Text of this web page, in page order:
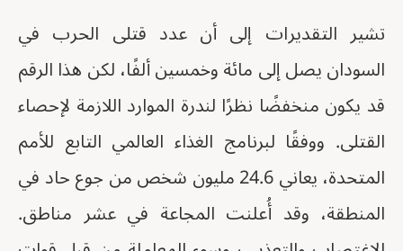
تشير التقديرات إلى أن عدد قتلى الحرب في
السودان يصل إلى مائة وخمسين ألفًا، لكن هذا الرقم
قد يكون منخفضًا نظرًا لندرة الموارد اللازمة لإحصاء
القتلى. ووفقًا لبرنامج الغذاء العالمي التابع للأمم
المتحدة، يعاني 24.6 مليون شخص من جوع حاد في
المنطقة، وقد أُعلنت المجاعة في عشر مناطق.